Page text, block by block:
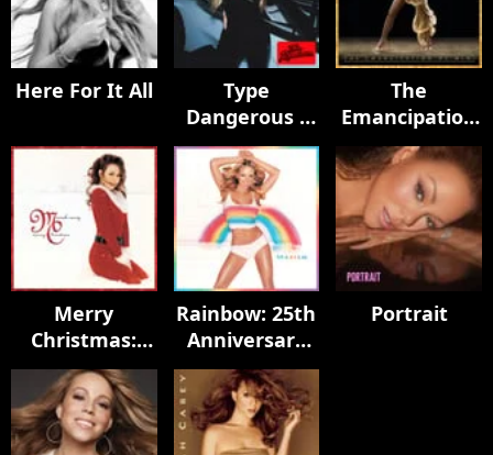
Here For It All
Type
Dangerous -
The Remixes
The
Emancipation
Of Mimi (20th
Anniversary
Edition)
Merry
Christmas:
30th
Anniversary
Edition
Rainbow: 25th
Anniversary
Expanded
Edition
Portrait